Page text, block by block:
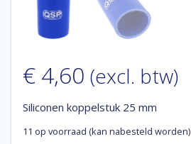
€ 4,60 (excl. btw)
Siliconen koppelstuk 25 mm
11 op voorraad (kan nabesteld worden)